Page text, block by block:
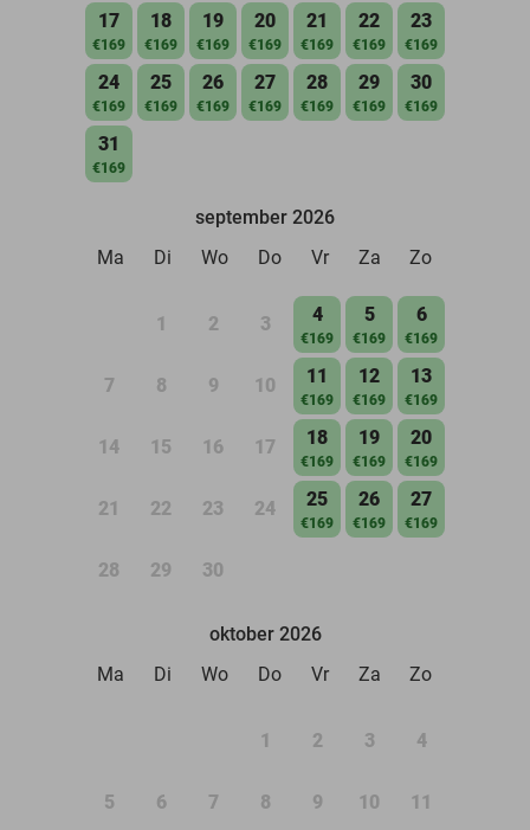
17
€169
18
€169
19
€169
20
€169
21
€169
22
€169
23
€169
24
€169
25
€169
26
€169
27
€169
28
€169
29
€169
30
€169
31
€169
september 2026
Ma
Di Wo Do Vr Za Zo
1 2 3 4
€169
5
€169
6
€169
7 8 9 10 11
€169
12
€169
13
€169
14 15 16 17 18
€169
19
€169
20
€169
21 22 23 24 25
€169
26
€169
27
€169
28 29 30
oktober 2026
Ma
Di Wo Do Vr Za Zo
1 2 3 4
5 6 7 8 9 10 11